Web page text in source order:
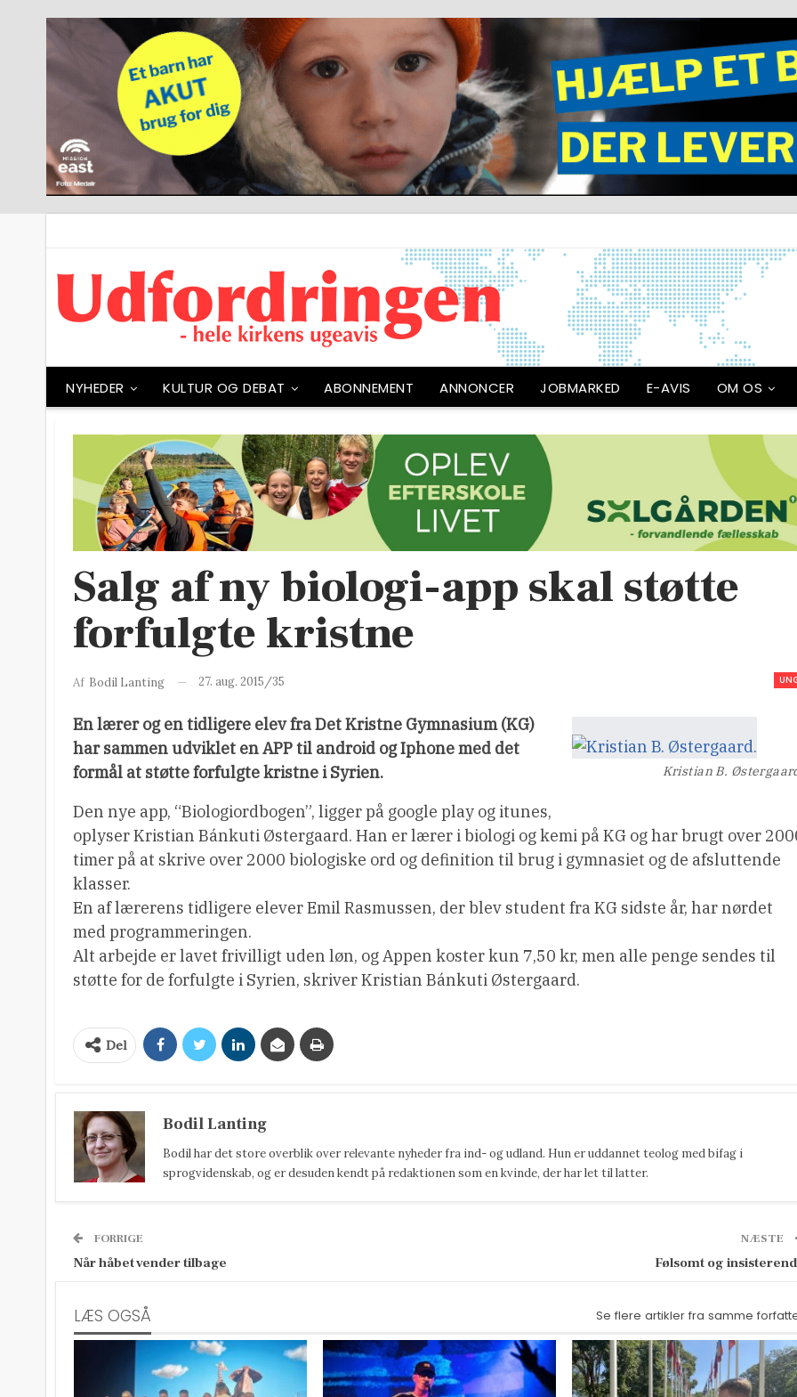
NYHEDER KULTUR OG DEBAT ABONNEMENT ANNONCER JOBMARKED E-AVIS OM OS
Salg af ny biologi-app skal støtte
forfulgte kristne
Af Bodil Lanting 27. aug. 2015/35
Kristian B.
En lærer og en tidligere elev fra Det Kristne Gymnasium (KG)
har sammen udviklet en APP til android og Iphone med det
formål at støtte forfulgte kristne i Syrien.
Den nye app, “Biologiordbogen”, ligger på google play og itunes,
oplyser Kristian Bánkuti Østergaard. Han er lærer i biologi og kemi på KG og har brugt over
timer på at skrive over 2000 biologiske ord og definition til brug i gymnasiet og de afsluttende
klasser.
En af lærerens tidligere elever Emil Rasmussen, der blev student fra KG sidste år, har nørdet
med programmeringen.
Alt arbejde er lavet frivilligt uden løn, og Appen koster kun 7,50 kr, men alle penge sendes til
støtte for de forfulgte i Syrien, skriver Kristian Bánkuti Østergaard.
Del
Bodil Lanting
Bodil har det store overblik over relevante nyheder fra ind- og udland. Hun er uddannet teolog med bifag i
sprogvidenskab, og er desuden kendt på redaktionen som en kvinde, der har let til latter.
FORRIGE
Når håbet vender tilbage
NÆSTE
Følsomt og
LÆS OGSÅ Se flere artikler fra samme